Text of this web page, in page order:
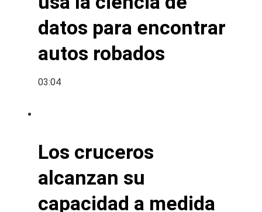
datos para encontrar
autos robados
03:04
Los cruceros
alcanzan su
capacidad a medida